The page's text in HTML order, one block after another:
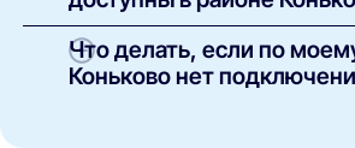
Оплачивается только
необходимости, аренда или
оборудования. Точные
карточке каждого
В зависимости от здания и
провайдеров могут быть
Что делать, если по
Коньково нет